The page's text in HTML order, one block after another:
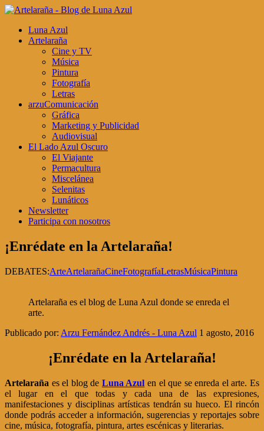
Luna Azul
Artelaraña
Cine y TV
Música
Pintura
Fotografía
Letras
arzuComunicación
Gráfica
Marketing y Publicidad
Audiovisual
El Lado Azul Oscuro
El Viajante
Permacultura
Miscelánea
Selenitas
Lunáticos
Newsletter
Participa con nosotros
¡Enrédate en la Artelaraña!
DEBATES:ArteArtelarañaCineFotografíaLetrasMúsicaPintura
Artelaraña es el blog de Luna Azul donde se enreda el
arte.
Publicado por: Arzu Fernández Andrés - Luna Azul 1 agosto, 2016
¡Enrédate en la Artelaraña!
Artelaraña es el blog de Luna Azul en el que se enreda el arte. Es
el lugar en el que todas y cada una de las expresiones,
manifestaciones y disciplinas artísticas tendrán su hueco. El rincón
donde podrás acceder a información, sugerencias y reportajes sobre
cine, música, fotografía, pintura, artes escénicas y literarias.